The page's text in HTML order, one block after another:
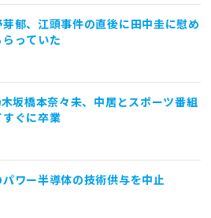
芽郁、江頭事件の直後に田中圭に慰め
っていた
坂橋本奈々未、中居とスポーツ番組
ぐに卒業
ワー半導体の技術供与を中止